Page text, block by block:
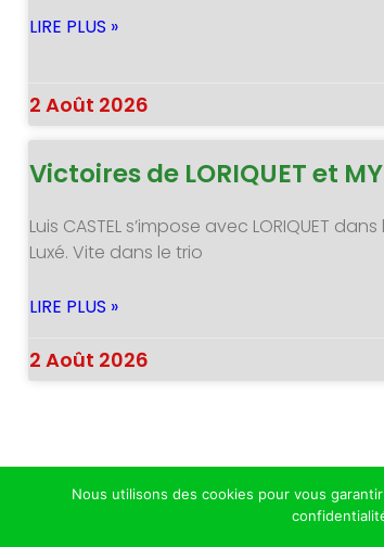
LIRE PLUS »
2 Août 2026
Victoires de LORIQUET et
Luis CASTEL s’impose avec LORIQUET dans
Luxé. Vite dans le trio
LIRE PLUS »
2 Août 2026
Nous utilisons des cookies pour vous